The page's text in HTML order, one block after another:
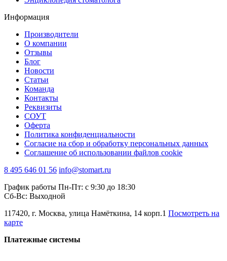
Информация
Производители
О компании
Отзывы
Блог
Новости
Статьи
Команда
Контакты
Реквизиты
СОУТ
Оферта
Политика конфиденциальности
Согласие на сбор и обработку персональных данных
Соглашение об использовании файлов cookie
8 495 646 01 56 info@stomart.ru
График работы Пн-Пт: с 9:30 до 18:30
Сб-Вс: Выходной
117420, г. Москва, улица Намёткина, 14 корп.1 Посмотреть на
карте
Платежные системы